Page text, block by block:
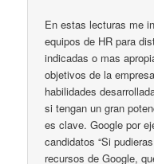
En estas lecturas me
equipos de HR para
indicadas o mas
objetivos de la
habilidades
si tengan un gran
es clave. Google por
candidatos “Si
recursos de Google,